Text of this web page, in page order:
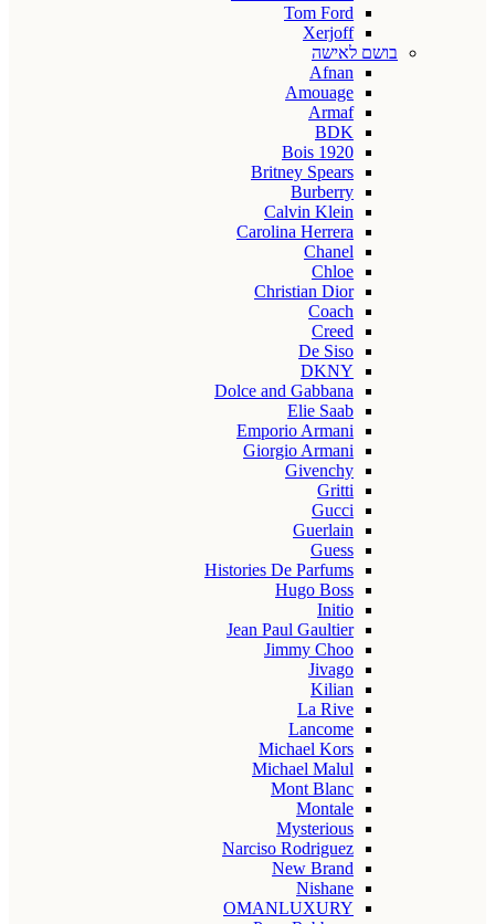
Tom Ford
Xerjoff
בושם לאישה
Afnan
Amouage
Armaf
BDK
Bois 1920
Britney Spears
Burberry
Calvin Klein
Carolina Herrera
Chanel
Chloe
Christian Dior
Coach
Creed
De Siso
DKNY
Dolce and Gabbana
Elie Saab
Emporio Armani
Giorgio Armani
Givenchy
Gritti
Gucci
Guerlain
Guess
Histories De Parfums
Hugo Boss
Initio
Jean Paul Gaultier
Jimmy Choo
Jivago
Kilian
La Rive
Lancome
Michael Kors
Michael Malul
Mont Blanc
Montale
Mysterious
Narciso Rodriguez
New Brand
Nishane
OMANLUXURY